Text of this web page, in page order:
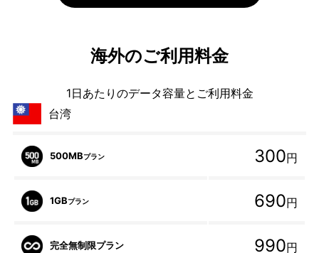
海外のご利用料金
1日あたりのデータ容量とご利用料金
台湾
500MBプラン 300円
1GBプラン 690円
完全無制限プラン 990円